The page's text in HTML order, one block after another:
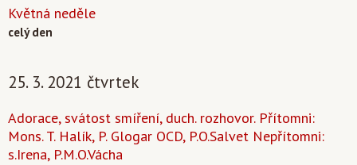
Květná neděle
celý den
25. 3. 2021 čtvrtek
Adorace, svátost smíření, duch. rozhovor. Přítomni:
Mons. T. Halík, P. Glogar OCD, P.O.Salvet Nepřítomni:
s.Irena, P.M.O.Vácha